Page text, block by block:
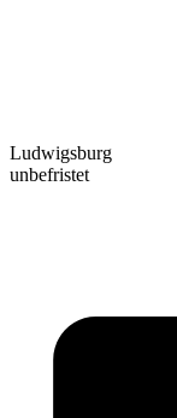
Ludwigsburg
unbefristet